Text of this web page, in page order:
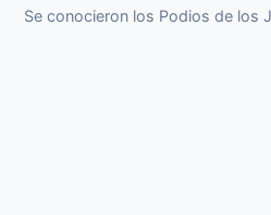
Se conocieron los Podios de los